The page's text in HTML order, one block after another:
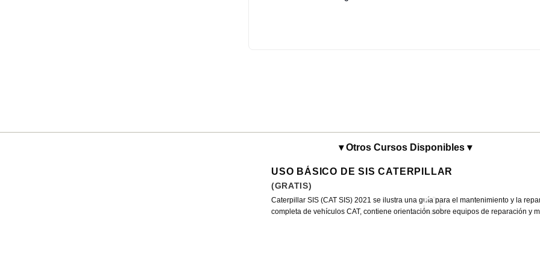
▾ Otros Cursos Disponibles ▾
USO BÁSICO DE SIS CATERPILLAR
(GRATIS)
Caterpillar SIS (CAT SIS) 2021 se ilustra una guía para el mantenimiento y la
completa de vehículos CAT, contiene orientación sobre equipos de reparación y